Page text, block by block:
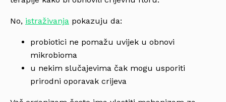
No, istraživanja pokazuju da:
probiotici ne pomažu uvijek u obnovi
mikrobioma
u nekim slučajevima čak mogu usporiti
prirodni oporavak crijeva